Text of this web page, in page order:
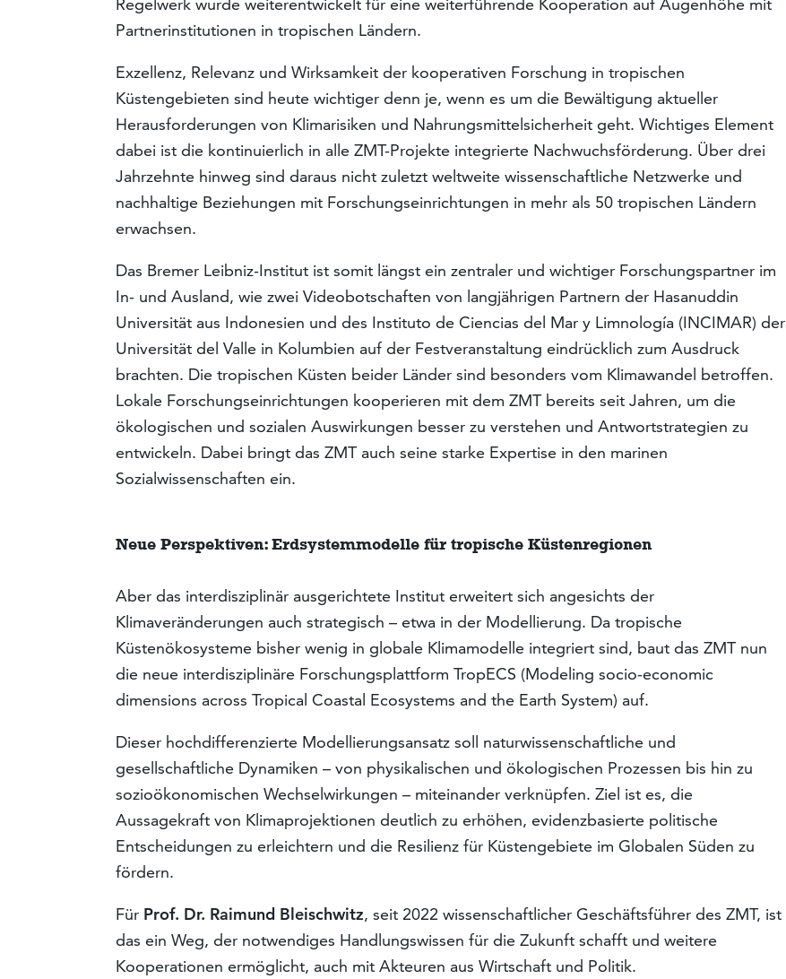
Regelwerk wurde weiterentwickelt für eine weiterführende Kooperation auf Augenhöhe mit
Partnerinstitutionen in tropischen Ländern.
Exzellenz, Relevanz und Wirksamkeit der kooperativen Forschung in tropischen
Küstengebieten sind heute wichtiger denn je, wenn es um die Bewältigung aktueller
Herausforderungen von Klimarisiken und Nahrungsmittelsicherheit geht. Wichtiges Element
dabei ist die kontinuierlich in alle ZMT-Projekte integrierte Nachwuchsförderung. Über drei
Jahrzehnte hinweg sind daraus nicht zuletzt weltweite wissenschaftliche Netzwerke und
nachhaltige Beziehungen mit Forschungseinrichtungen in mehr als 50 tropischen Ländern
erwachsen.
Das Bremer Leibniz-Institut ist somit längst ein zentraler und wichtiger Forschungspartner im
In- und Ausland, wie zwei Videobotschaften von langjährigen Partnern der Hasanuddin
Universität aus Indonesien und des Instituto de Ciencias del Mar y Limnología (INCIMAR) der
Universität del Valle in Kolumbien auf der Festveranstaltung eindrücklich zum Ausdruck
brachten. Die tropischen Küsten beider Länder sind besonders vom Klimawandel betroffen.
Lokale Forschungseinrichtungen kooperieren mit dem ZMT bereits seit Jahren, um die
ökologischen und sozialen Auswirkungen besser zu verstehen und Antwortstrategien zu
entwickeln. Dabei bringt das ZMT auch seine starke Expertise in den marinen
Sozialwissenschaften ein.
Neue Perspektiven:Erdsystemmodelle für tropische Küstenregionen
Aber das interdisziplinär ausgerichtete Institut erweitert sich angesichts der
Klimaveränderungen auch strategisch – etwa in der Modellierung. Da tropische
Küstenökosysteme bisher wenig in globale Klimamodelle integriert sind, baut das ZMT nun
die neue interdisziplinäre Forschungsplattform TropECS (Modeling socio-economic
dimensions across Tropical Coastal Ecosystems and the Earth System) auf.
Dieser hochdifferenzierte Modellierungsansatz soll naturwissenschaftliche und
gesellschaftliche Dynamiken – von physikalischen und ökologischen Prozessen bis hin zu
sozioökonomischen Wechselwirkungen – miteinander verknüpfen. Ziel ist es, die
Aussagekraft von Klimaprojektionen deutlich zu erhöhen, evidenzbasierte politische
Entscheidungen zu erleichtern und die Resilienz für Küstengebiete im Globalen Süden zu
fördern.
Für Prof. Dr. Raimund Bleischwitz, seit 2022 wissenschaftlicher Geschäftsführer des ZMT, ist
das ein Weg, der notwendiges Handlungswissen für die Zukunft schafft und weitere
Kooperationen ermöglicht, auch mit Akteuren aus Wirtschaft und Politik.